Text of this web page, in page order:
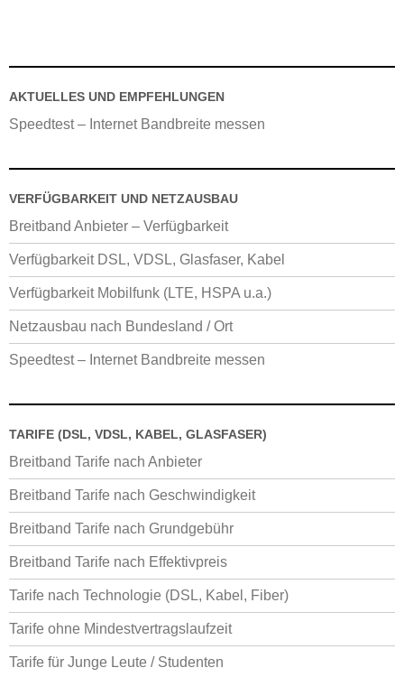
AKTUELLES UND EMPFEHLUNGEN
Speedtest – Internet Bandbreite messen
VERFÜGBARKEIT UND NETZAUSBAU
Breitband Anbieter – Verfügbarkeit
Verfügbarkeit DSL, VDSL, Glasfaser, Kabel
Verfügbarkeit Mobilfunk (LTE, HSPA u.a.)
Netzausbau nach Bundesland / Ort
Speedtest – Internet Bandbreite messen
TARIFE (DSL, VDSL, KABEL, GLASFASER)
Breitband Tarife nach Anbieter
Breitband Tarife nach Geschwindigkeit
Breitband Tarife nach Grundgebühr
Breitband Tarife nach Effektivpreis
Tarife nach Technologie (DSL, Kabel, Fiber)
Tarife ohne Mindestvertragslaufzeit
Tarife für Junge Leute / Studenten